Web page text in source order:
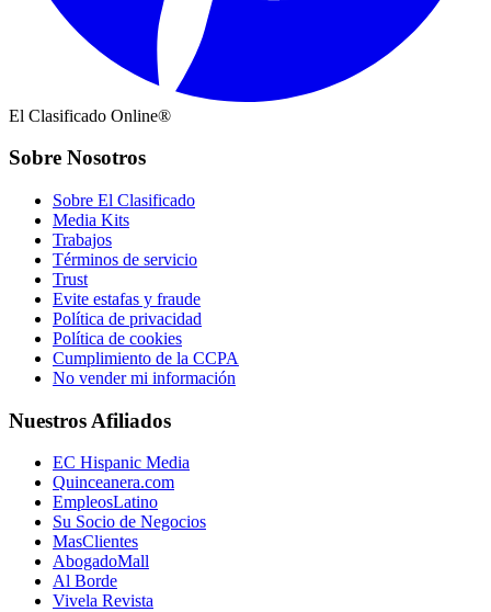
El Clasificado Online®
Sobre Nosotros
Sobre El Clasificado
Media Kits
Trabajos
Términos de servicio
Trust
Evite estafas y fraude
Política de privacidad
Política de cookies
Cumplimiento de la CCPA
No vender mi información
Nuestros Afiliados
EC Hispanic Media
Quinceanera.com
EmpleosLatino
Su Socio de Negocios
MasClientes
AbogadoMall
Al Borde
Vivela Revista